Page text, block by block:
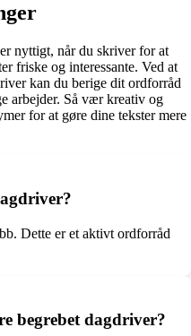
nyttigt, når du skriver for at
friske og interessante. Ved at
kan du berige dit ordforråd
arbejder. Så vær kreativ og
for at gøre dine tekster mere
Dette er et aktivt ordforråd
begrebet dagdriver?